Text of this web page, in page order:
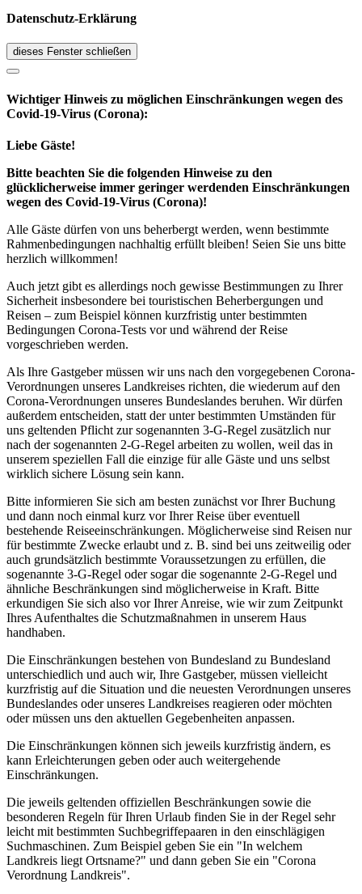
Datenschutz-Erklärung
dieses Fenster schließen
Wichtiger Hinweis zu möglichen Ein­schränk­ungen wegen des
Covid-19-Virus (Corona):
Liebe Gäste!
Bitte beachten Sie die folgenden Hinweise zu den
glücklicherweise immer geringer werdenden Einschränkungen
wegen des Covid-19-Virus (Corona)!
Alle Gäste dürfen von uns beherbergt werden, wenn bestimmte
Rahmenbedingungen nachhaltig erfüllt bleiben! Seien Sie uns bitte
herzlich willkommen!
Auch jetzt gibt es allerdings noch gewisse Bestimmungen zu Ihrer
Sicherheit insbesondere bei touristischen Beherbergungen und
Reisen – zum Beispiel können kurzfristig unter bestimmten
Bedingungen Corona-Tests vor und während der Reise
vorgeschrieben werden.
Als Ihre Gastgeber müssen wir uns nach den vorgegebenen Corona-
Verordnungen unseres Landkreises richten, die wiederum auf den
Corona-Verordnungen unseres Bundeslandes beruhen. Wir dürfen
außerdem entscheiden, statt der unter bestimmten Umständen für
uns geltenden Pflicht zur sogenannten 3-G-Regel zusätzlich nur
nach der sogenannten 2-G-Regel arbeiten zu wollen, weil das in
unserem speziellen Fall die einzige für alle Gäste und uns selbst
wirklich sichere Lösung sein kann.
Bitte informieren Sie sich am besten zunächst vor Ihrer Buchung
und dann noch einmal kurz vor Ihrer Reise über eventuell
bestehende Reiseeinschränkungen. Möglicherweise sind Reisen nur
für bestimmte Zwecke erlaubt und z. B. sind bei uns zeitweilig oder
auch grundsätzlich bestimmte Voraussetzungen zu erfüllen, die
sogenannte 3-G-Regel oder sogar die sogenannte 2-G-Regel und
ähnliche Beschränkungen sind möglicherweise in Kraft. Bitte
erkundigen Sie sich also vor Ihrer Anreise, wie wir zum Zeitpunkt
Ihres Aufenthaltes die Schutzmaßnahmen in unserem Haus
handhaben.
Die Einschränkungen bestehen von Bundesland zu Bundesland
unterschiedlich und auch wir, Ihre Gastgeber, müssen vielleicht
kurzfristig auf die Situation und die neuesten Verordnungen unseres
Bundeslandes oder unseres Landkreises reagieren oder möchten
oder müssen uns den aktuellen Gegebenheiten anpassen.
Die Einschränkungen können sich jeweils kurzfristig ändern, es
kann Erleichterungen geben oder auch weitergehende
Einschränkungen.
Die jeweils geltenden offiziellen Beschränkungen sowie die
besonderen Regeln für Ihren Urlaub finden Sie in der Regel sehr
leicht mit bestimmten Suchbegriffepaaren in den einschlägigen
Suchmaschinen. Zum Beispiel geben Sie ein "In welchem
Landkreis liegt Ortsname?" und dann geben Sie ein "Corona
Verordnung Landkreis".